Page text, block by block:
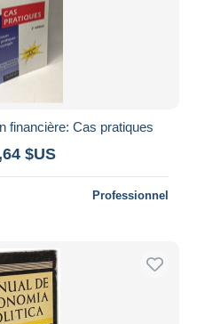
financière: Cas pratiques
$US
Professionnel